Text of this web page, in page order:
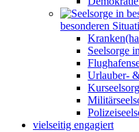
besonderen
Seelsorge
Urlauber-
vielseitig engagiert